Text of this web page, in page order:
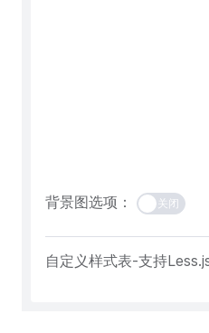
背景图选项： 关闭
自定义样式表-支持